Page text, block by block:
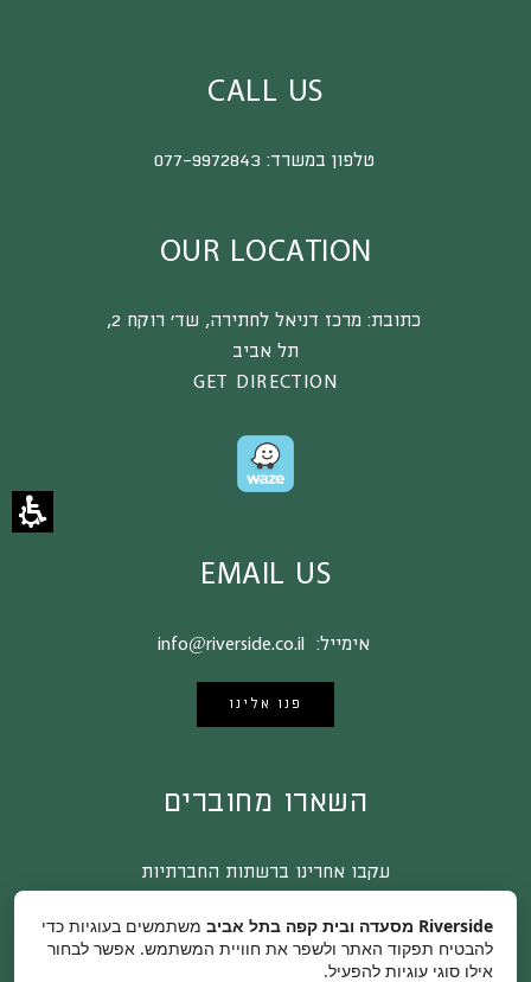
CALL US
טלפון במשרד:077-9972843
OUR LOCATION
כתובת: מרכז דניאל לחתירה, שד’ רוקח 2,
תל אביב
GET DIRECTION
EMAIL US
אימייל:
פנו אלינו
השארו מחוברים
עקבו אחרינו ברשתות החברתיות
Riverside מסעדה ובית קפה בתל אביב
משתמשים בעוגיות כדי
להבטיח תפקוד האתר ולשפר את חוויית המשתמש. אפשר לבחור
אילו סוגי עוגיות להפעיל.